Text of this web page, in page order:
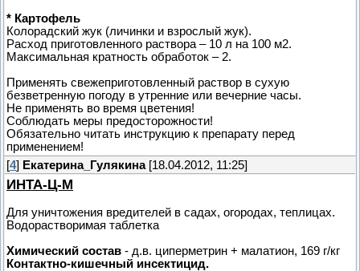
* Картофель
Колорадский жук (личинки и взрослый жук).
Расход приготовленного раствора – 10 л на 100 м2.
Максимальная кратность обработок – 2.
Применять свежеприготовленный раствор в сухую
безветренную погоду в утренние или вечерние часы.
Не применять во время цветения!
Соблюдать меры предосторожности!
Обязательно читать инструкцию к препарату перед
применением!
[4] Екатерина_Гулякина[18.04.2012, 11:25]
ИНТА-Ц-М
Для уничтожения вредителей в садах, огородах, теплицах.
Водорастворимая таблетка
Химический состав - д.в. циперметрин + малатион, 169 г/кг
Контактно-кишечный инсектицид.